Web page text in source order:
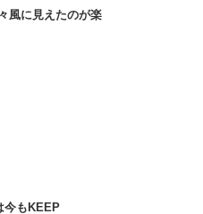
風に見えたのが楽
今もKEEP